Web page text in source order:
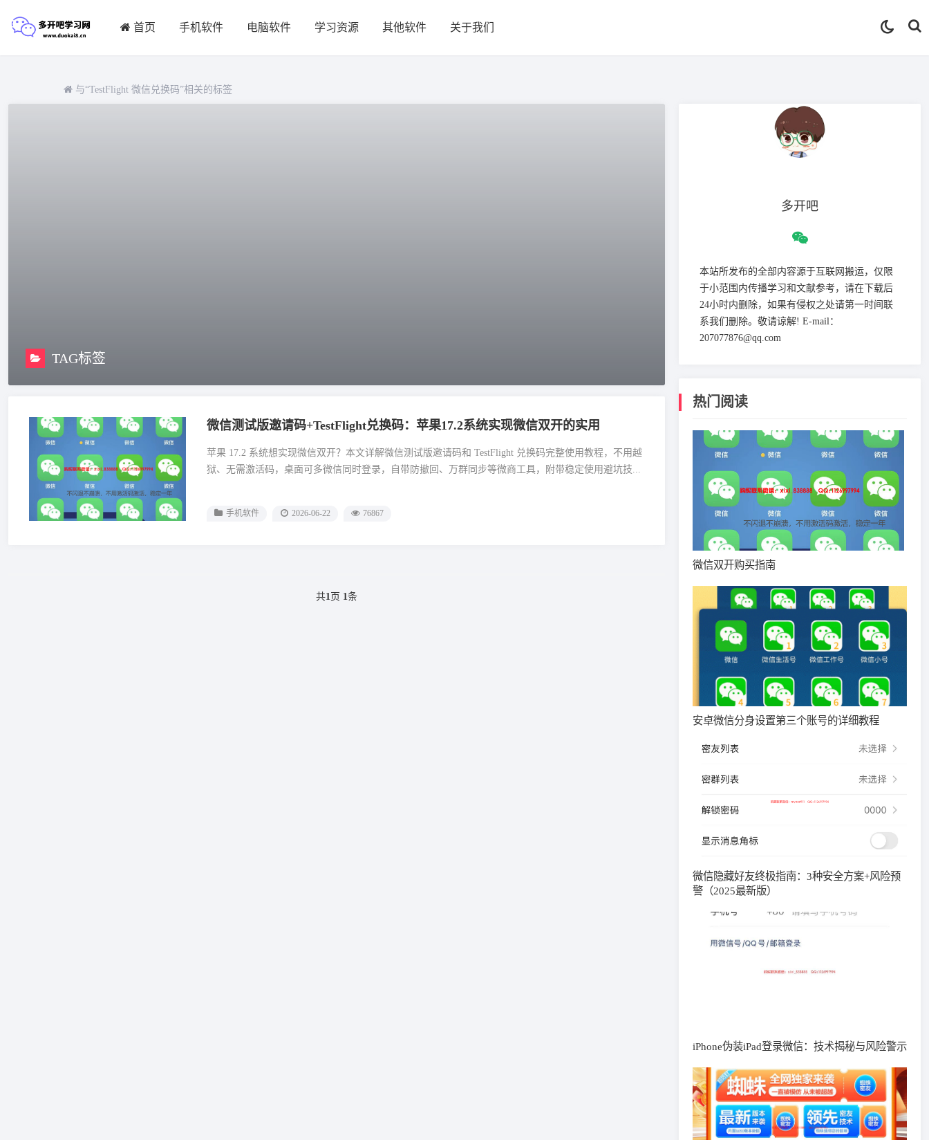
首页 手机软件 电脑软件 学习资源 其他软件 关于我们
与“TestFlight 微信兑换码”相关的标签
TAG标签
微信测试版邀请码+TestFlight兑换码：苹果17.2系统实现微信双开的实用
苹果 17.2 系统想实现微信双开？本文详解微信测试版邀请码和 TestFlight 兑换码完整使用教程，不用越
狱、无需激活码，桌面可多微信同时登录，自带防撤回、万群同步等微商工具，附带稳定使用避坑技...
手机软件 2026-06-22 76867
共1页 1条
多开吧
本站所发布的全部内容源于互联网搬运，仅限
于小范围内传播学习和文献参考，请在下载后
24小时内删除，如果有侵权之处请第一时间联
系我们删除。敬请谅解! E-mail：
207077876@qq.com
热门阅读
微信双开购买指南
安卓微信分身设置第三个账号的详细教程
微信隐藏好友终极指南：3种安全方案+风险预
警（2025最新版）
iPhone伪装iPad登录微信：技术揭秘与风险警示